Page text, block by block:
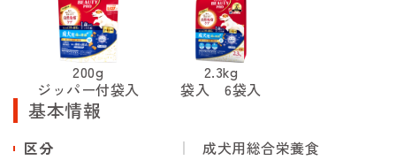
200g
ジッパー付袋入
2.3kg
袋入 6袋入
基本情報
区分
成犬用総合栄養食